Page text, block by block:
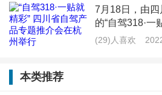
该车采用多功能自适应的司机座
的用车
7月18日，由
的“自驾318·一
品专题推介会
(29)人喜欢
本类推荐